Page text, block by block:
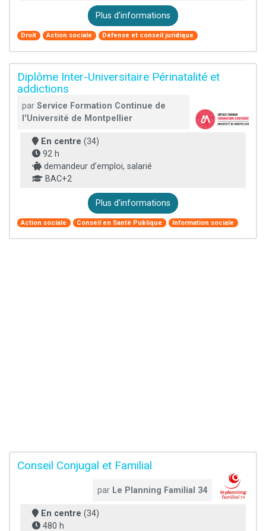
Plus d'informations
Droit Action sociale Défense et conseil juridique
Diplôme Inter-Universitaire Périnatalité et
addictions
par Service Formation Continue de
l'Université de Montpellier
En centre (34)
92 h
demandeur d’emploi, salarié
BAC+2
Plus d'informations
Action sociale Conseil en Santé Publique Information sociale
Conseil Conjugal et Familial
par Le Planning Familial 34
En centre (34)
480 h